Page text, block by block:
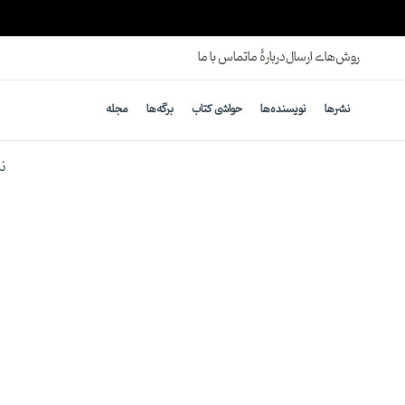
روش‌های ارسالدربارهٔ ماتماس با ما
نشرها نویسنده‌ها حواشی کتاب برگه‌ها مجله